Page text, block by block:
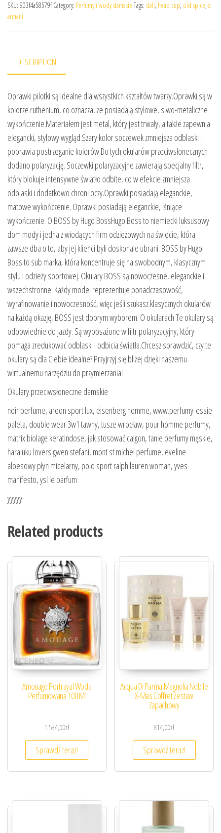
SKU: 903f4a58579f Category: Perfumy i wody damskie Tags: dali, head cup, old spice, si
armani
DESCRIPTION
Oprawki pilotki są idealne dla wszystkich kształtów twarzy.Oprawki są w
kolorze ruthenium, co oznacza, że posiadają stylowe, siwo-metaliczne
wykończenie.Materiałem jest metal, który jest trwały, a także zapewnia
elegancki, stylowy wygląd.Szary kolor soczewek zmniejsza odblaski i
poprawia postrzeganie kolorów.Do tych okularów przeciwsłonecznych
dodano polaryzację. Soczewki polaryzacyjne zawierają specjalny filtr,
który blokuje intensywne światło odbite, co w efekcie zmniejsza
odblaski i dodatkowo chroni oczy.Oprawki posiadają eleganckie,
matowe wykończenie. Oprawki posiadają eleganckie, lśniące
wykończenie. O BOSS by Hugo BossHugo Boss to niemiecki luksusowy
dom mody i jedna z wiodących firm odzieżowych na świecie, która
zawsze dba o to, aby jej klienci byli doskonale ubrani. BOSS by Hugo
Boss to sub marka, która koncentruje się na swobodnym, klasycznym
stylu i odzieży sportowej. Okulary BOSS są nowoczesne, eleganckie i
wszechstronne. Każdy model reprezentuje ponadczasowość,
wyrafinowanie i nowoczesność, więc jeśli szukasz klasycznych okularów
na każdą okazję, BOSS jest dobrym wyborem. O okularach Te okulary są
odpowiednie do jazdy. Są wyposażone w filtr polaryzacyjny, który
pomaga zredukować odblaski i odbicia światła.Chcesz sprawdzić, czy te
okulary są dla Ciebie idealne? Przyjrzyj się bliżej dzięki naszemu
wirtualnemu narzędziu do przymierzania!
Okulary przeciwsłoneczne damskie
noir perfume, areon sport lux, eisenberg homme, www.perfumy-essie
paleta, double wear 3w1 tawny, tusze wrocław, pour homme perfumy,
matrix biolage keratindose, jak stosować calgon, tanie perfumy męskie,
harajuku lovers gwen stefani, mont st michel perfume, eveline
aloesowy płyn micelarny, polo sport ralph lauren woman, yves
manifesto, ysl le parfum
yyyyy
Related products
Amouage Portrayal Woda
Perfumowana 100 Ml
1 534,00zł
Sprawdź teraz!
Acqua Di Parma Magnolia Nobile
X-Mas Coffret Zestaw
Zapachowy
814,00zł
Sprawdź teraz!